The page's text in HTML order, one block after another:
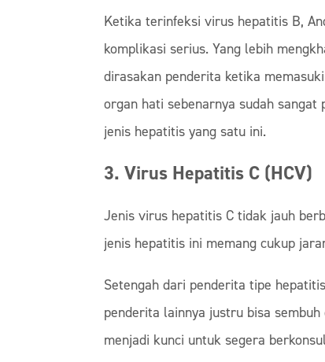
Ketika terinfeksi virus hepatitis B,
komplikasi serius. Yang lebih
dirasakan penderita ketika
organ hati sebenarnya sudah
jenis hepatitis yang satu ini.
3. Virus Hepatitis C (HCV)
Jenis virus hepatitis C tidak jauh
jenis hepatitis ini memang cukup
Setengah dari penderita tipe
penderita lainnya justru bisa
menjadi kunci untuk segera